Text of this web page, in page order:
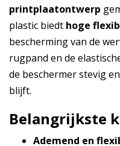
printplaatontwerp
plastic biedt hoge
bescherming van de
rugpand en de
de beschermer stevig
blijft.
Belangrijkste
Ademend en